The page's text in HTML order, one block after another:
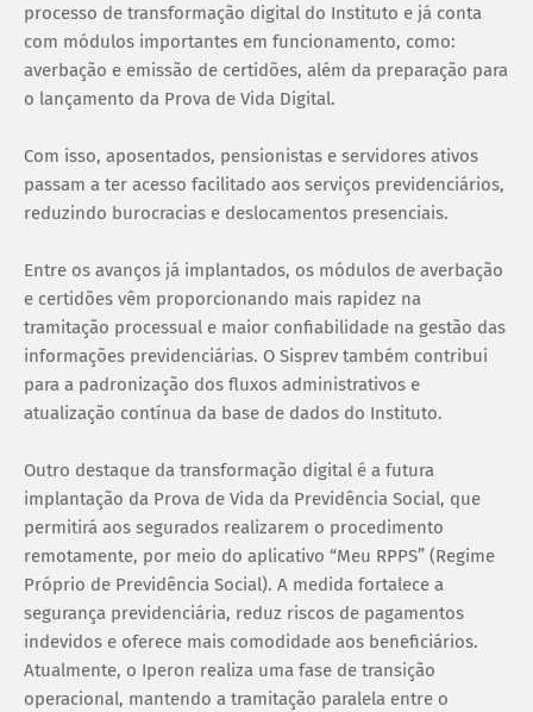
processo de transformação digital do Instituto e já conta
com módulos importantes em funcionamento, como:
averbação e emissão de certidões, além da preparação para
o lançamento da Prova de Vida Digital.
Com isso, aposentados, pensionistas e servidores ativos
passam a ter acesso facilitado aos serviços previdenciários,
reduzindo burocracias e deslocamentos presenciais.
Entre os avanços já implantados, os módulos de averbação
e certidões vêm proporcionando mais rapidez na
tramitação processual e maior confiabilidade na gestão das
informações previdenciárias. O Sisprev também contribui
para a padronização dos fluxos administrativos e
atualização contínua da base de dados do Instituto.
Outro destaque da transformação digital é a futura
implantação da Prova de Vida da Previdência Social, que
permitirá aos segurados realizarem o procedimento
remotamente, por meio do aplicativo “Meu RPPS” (Regime
Próprio de Previdência Social). A medida fortalece a
segurança previdenciária, reduz riscos de pagamentos
indevidos e oferece mais comodidade aos beneficiários.
Atualmente, o Iperon realiza uma fase de transição
operacional, mantendo a tramitação paralela entre o